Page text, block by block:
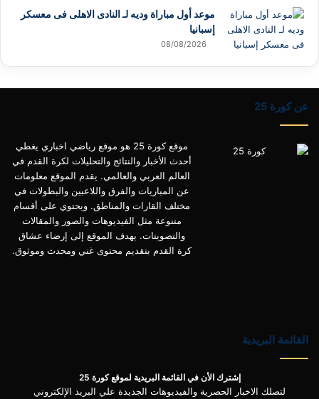
موعد أول مباراة وديه لـ النادى الاهلى فى معسكر
إسبانيا
08/08/2026
عن كورة 25
موقع كورة 25 هو موقع رياضي اخباري يغطي
أحدث الأخبار والنتائج والتحليلات لكرة القدم في
العالم العربي والعالمي. يقدم الموقع معلومات
عن المباريات والفرق واللاعبين والبطولات في
مختلف القارات والمناطق. ويحتوي على أقسام
متنوعة مثل الفيديوهات والصور والمقالات
والتصويتات. يهدف الموقع إلى إرضاء عشاق
كرة القدم بتقديم محتوى غني ومحدث وموثوق.
القائمة البريدية
إشترك الأن في القائمة البريدية لموقع كورة 25
لتصلك الاخبار الحصرية والفيديوهات الجديدة علي البريد الإلكتروني